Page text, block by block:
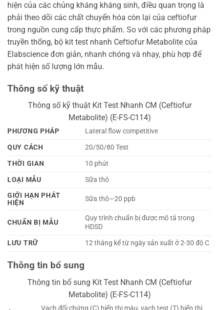
hiện của các chủng kháng kháng sinh, điều quan trọng là
phải theo dõi các chất chuyển hóa còn lại của ceftiofur
trong nguồn cung cấp thực phẩm. So với các phương pháp
truyền thống, bộ kit test nhanh Ceftiofur Metabolite của
Elabscience đơn giản, nhanh chóng và nhạy, phù hợp để
phát hiện số lượng lớn mẫu.
Thông số kỹ thuật
Thông số kỹ thuật Kit Test Nhanh CM (Ceftiofur
Metabolite) (E-FS-C114)
PHƯƠNG PHÁP
Lateral flow competitive
QUY CÁCH
20/50/80 Test
THỜI GIAN
10 phút
LOẠI MẪU
Sữa thô
GIỚI HẠN PHÁT
HIỆN
Sữa thô—20 ppb
CHUẨN BỊ MẪU
Quy trình chuẩn bị được mô tả trong
HDSD
LƯU TRỮ
12 tháng kể từ ngày sản xuất ở 2-30 độ C
Thông tin bổ sung
Thông tin bổ sung Kit Test Nhanh CM (Ceftiofur
Metabolite) (E-FS-C114)
Vạch đối chứng (C) hiển thị màu, vạch test (T) hiển thị